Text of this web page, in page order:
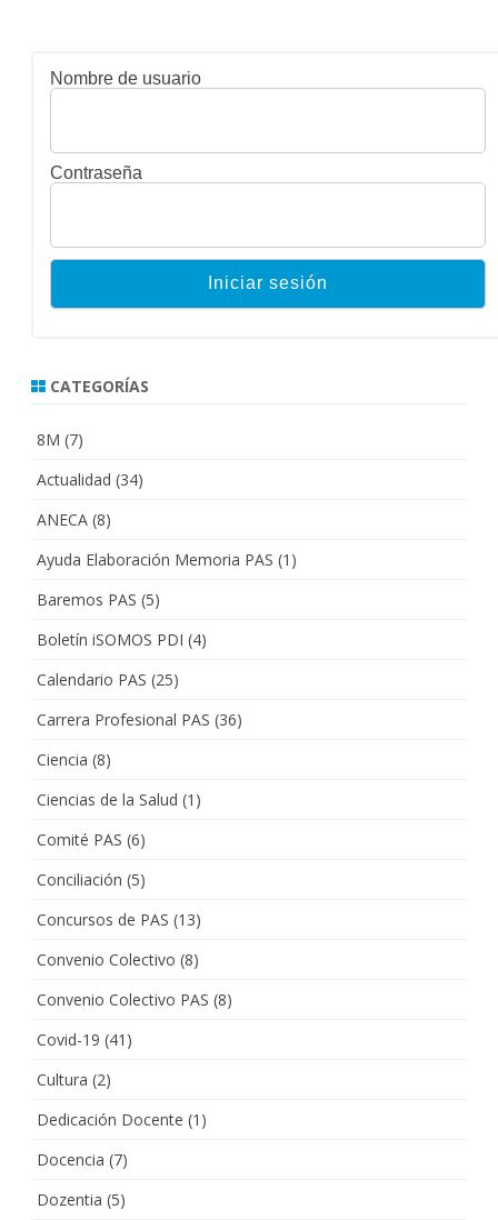
Nombre de usuario
Contraseña
CATEGORÍAS
8M (7)
Actualidad (34)
ANECA (8)
Ayuda Elaboración Memoria PAS (1)
Baremos PAS (5)
Boletín iSOMOS PDI (4)
Calendario PAS (25)
Carrera Profesional PAS (36)
Ciencia (8)
Ciencias de la Salud (1)
Comité PAS (6)
Conciliación (5)
Concursos de PAS (13)
Convenio Colectivo (8)
Convenio Colectivo PAS (8)
Covid-19 (41)
Cultura (2)
Dedicación Docente (1)
Docencia (7)
Dozentia (5)